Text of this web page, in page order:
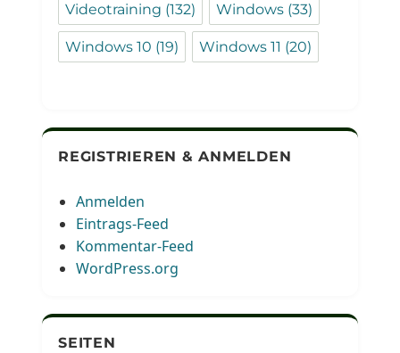
Videotraining (132) Windows (33)
Windows 10 (19) Windows 11 (20)
REGISTRIEREN & ANMELDEN
Anmelden
Eintrags-Feed
Kommentar-Feed
WordPress.org
SEITEN